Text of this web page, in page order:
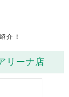
介！
リーナ店